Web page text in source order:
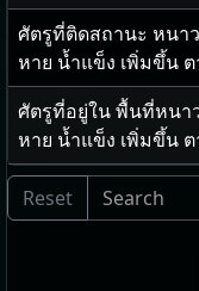
ศัตรูที่ติดสถานะ หนา
หาย น้ำแข็ง เพิ่มขึ้น
ศัตรูที่อยู่ใน พื้นที่หนา
หาย น้ำแข็ง เพิ่มขึ้น